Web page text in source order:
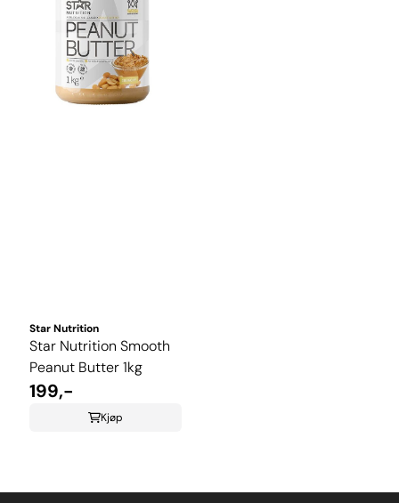
Star Nutrition
Star Nutrition Smooth
Peanut Butter 1kg
199,-
Kjøp